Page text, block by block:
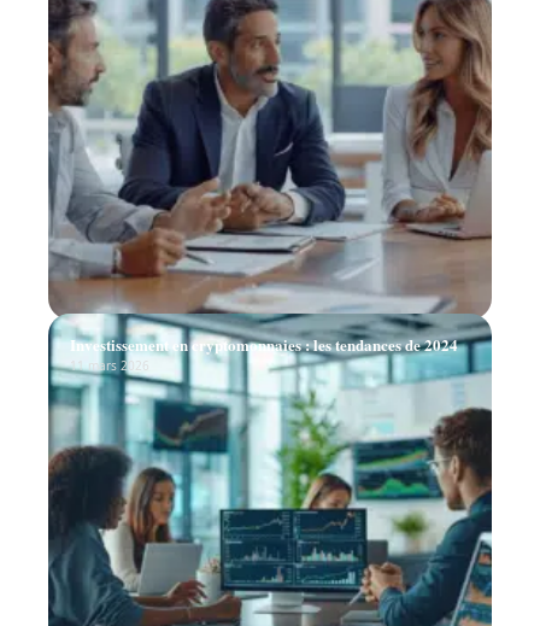
Investissement en cryptomonnaies : les tendances de 2024
11 mars 2026